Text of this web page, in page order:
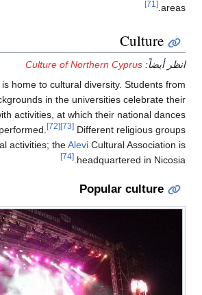
Culture of
North Nicosia is home to
different backgrounds in the
national festivals with activities, at
and traditions are performed.
conduct cultural activities; the
TheNear
East
University
annually
holds a
spring fest,